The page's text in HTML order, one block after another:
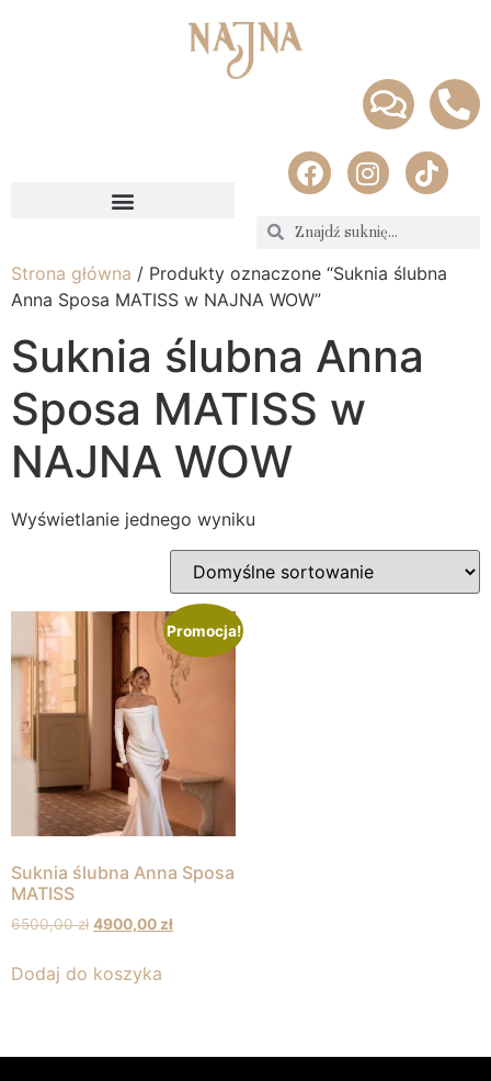
Strona główna / Produkty oznaczone “Suknia ślubna
Anna Sposa MATISS w NAJNA WOW”
Suknia ślubna Anna
Sposa MATISS w
NAJNA WOW
Wyświetlanie jednego wyniku
Promocja!
Suknia ślubna Anna Sposa
MATISS
6500,00zł 4900,00zł
Dodaj do koszyka